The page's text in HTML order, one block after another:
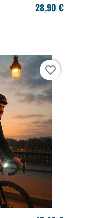
28,90 €
favorite_border